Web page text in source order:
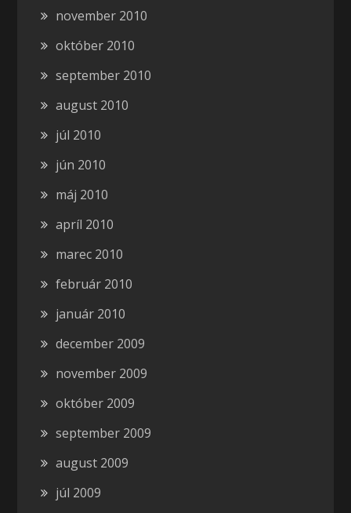
november 2010
október 2010
september 2010
august 2010
júl 2010
jún 2010
máj 2010
apríl 2010
marec 2010
február 2010
január 2010
december 2009
november 2009
október 2009
september 2009
august 2009
júl 2009